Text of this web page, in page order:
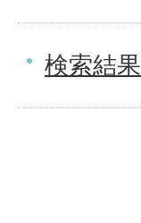
検索結果